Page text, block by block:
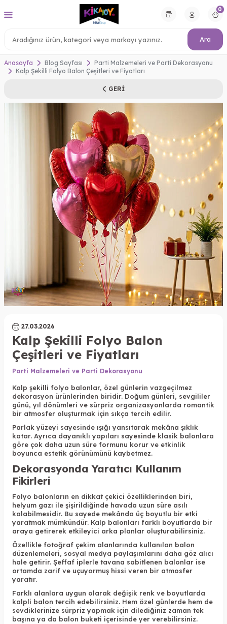
Ara
0
Anasayfa Blog Sayfası
Parti Malzemeleri ve Parti Dekorasyonu
Kalp Şekilli Folyo Balon Çeşitleri ve Fiyatları
GERI
27.03.2026
Kalp Şekilli Folyo Balon
Çeşitleri ve Fiyatları
Parti Malzemeleri ve Parti Dekorasyonu
Kalp şekilli folyo balonlar, özel günlerin vazgeçilmez
dekorasyon ürünlerinden biridir. Doğum günleri, sevgililer
günü, yıl dönümleri ve sürpriz organizasyonlarda romantik
bir atmosfer oluşturmak için sıkça tercih edilir.
Parlak yüzeyi sayesinde ışığı yansıtarak mekâna şıklık
katar. Ayrıca dayanıklı yapıları sayesinde klasik balonlara
göre çok daha uzun süre formunu korur ve etkinlik
boyunca estetik görünümünü kaybetmez.
Dekorasyonda Yaratıcı Kullanım
Fikirleri
Folyo balonların en dikkat çekici özelliklerinden biri,
helyum gazı ile şişirildiğinde havada uzun süre asılı
kalabilmesidir. Bu sayede mekânda üç boyutlu bir etki
yaratmak mümkündür. Kalp balonları farklı boyutlarda bir
araya getirerek etkileyici arka planlar oluşturabilirsiniz.
Özellikle fotoğraf çekim alanlarında kullanılan balon
düzenlemeleri, sosyal medya paylaşımlarını daha göz alıcı
hale getirir. Şeffaf iplerle tavana sabitlenen balonlar ise
ortamda zarif ve uçuyormuş hissi veren bir atmosfer
yaratır.
Farklı alanlara uygun olarak değişik renk ve boyutlarda
kalpli balon tercih edebilirsiniz. Hem özel günlerde hem de
sevdiklerinize sürpriz yapmak için dilediğiniz zaman tek
başına ya da balon buketi içerisinde yer verebilirsiniz.